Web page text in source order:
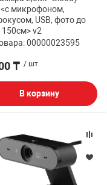
микрофоном,
USB, фото до
150см> v2
00000023595
₸ / шт.
В корзину